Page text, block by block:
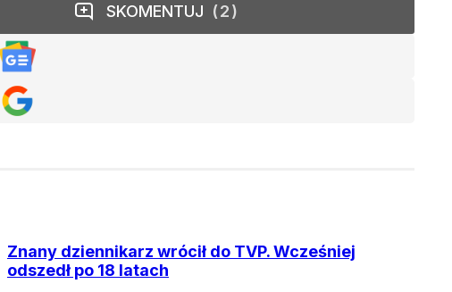
SKOMENTUJ 2
Znany dziennikarz wrócił do TVP. Wcześniej
odszedł po 18 latach